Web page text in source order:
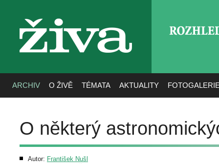
živa
ARCHIV O ŽIVĚ TÉMATA AKTUALITY
O některý
Autor: František Nušl